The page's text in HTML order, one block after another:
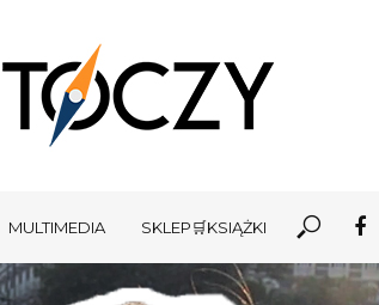
MULTIMEDIA SKLEP🛒KSIĄŻKI